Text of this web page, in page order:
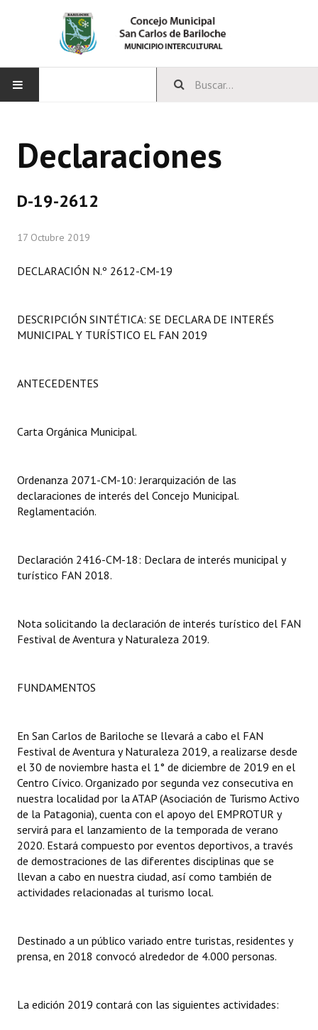
CONCEJO
Comisiones Especiales
Programas
Constitución Provincial
Reglamento Interno
Digesto
DOCUMENTOS
Proyectos Presentados
Actas de Sesión
Ejecución Presupuestaria
Actas de Audiencias Públicas
NORMATIVA
Comunicaciones
Declaraciones
INSTITUCIONAL
Declaraciones
D-19-2612
17 Octubre 2019
DECLARACIÓN N.º 2612-CM-19
DESCRIPCIÓN SINTÉTICA: SE DECLARA DE INTERÉS
MUNICIPAL Y TURÍSTICO EL FAN 2019
ANTECEDENTES
Carta Orgánica Municipal.
Ordenanza 2071-CM-10: Jerarquización de las
declaraciones de interés del Concejo Municipal.
Reglamentación.
Declaración 2416-CM-18: Declara de interés municipal y
turístico FAN 2018.
Nota solicitando la declaración de interés turístico del FAN
Festival de Aventura y Naturaleza 2019.
FUNDAMENTOS
En San Carlos de Bariloche se llevará a cabo el FAN
Festival de Aventura y Naturaleza 2019, a realizarse desde
el 30 de noviembre hasta el 1° de diciembre de 2019 en el
Centro Cívico. Organizado por segunda vez consecutiva en
nuestra localidad por la ATAP (Asociación de Turismo Activo
de la Patagonia), cuenta con el apoyo del EMPROTUR y
servirá para el lanzamiento de la temporada de verano
2020. Estará compuesto por eventos deportivos, a través
de demostraciones de las diferentes disciplinas que se
llevan a cabo en nuestra ciudad, así como también de
actividades relacionadas al turismo local.
Destinado a un público variado entre turistas, residentes y
prensa, en 2018 convocó alrededor de 4.000 personas.
La edición 2019 contará con las siguientes actividades: